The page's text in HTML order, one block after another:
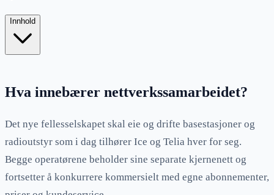
Innhold
Hva innebærer nettverkssamarbeidet?
Det nye fellesselskapet skal eie og drifte basestasjoner og
radioutstyr som i dag tilhører Ice og Telia hver for seg.
Begge operatørene beholder sine separate kjernenett og
fortsetter å konkurrere kommersielt med egne abonnementer,